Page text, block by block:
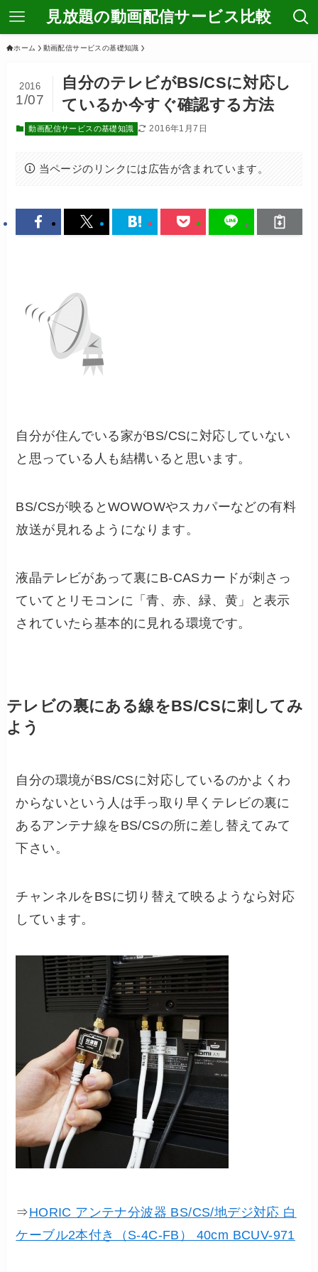
見放題の動画配信サービス比較
ホーム 動画配信サービスの基礎知識
自分のテレビがBS/CSに対応し
ているか今すぐ確認する方法
2016
1/07
動画配信サービスの基礎知識 2016年1月7日
当ページのリンクには広告が含まれています。
自分が住んでいる家がBS/CSに対応していない
と思っている人も結構いると思います。
BS/CSが映るとWOWOWやスカパーなどの有料
放送が見れるようになります。
液晶テレビがあって裏にB-CASカードが刺さっ
ていてとリモコンに「青、赤、緑、黄」と表示
されていたら基本的に見れる環境です。
テレビの裏にある線をBS/CSに刺してみ
よう
自分の環境がBS/CSに対応しているのかよくわ
からないという人は手っ取り早くテレビの裏に
あるアンテナ線をBS/CSの所に差し替えてみて
下さい。
チャンネルをBSに切り替えて映るようなら対応
しています。
⇒HORIC アンテナ分波器 BS/CS/地デジ対応 白
ケーブル2本付き（S-4C-FB） 40cm BCUV-971